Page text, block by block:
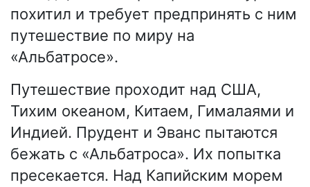
похитил и требует предпринять с ним
путешествие по миру на
«Альбатросе».
Путешествие проходит над США,
Тихим океаном, Китаем, Гималаями и
Индией. Прудент и Эванс пытаются
бежать с «Альбатроса». Их попытка
пресекается. Над Капийским морем